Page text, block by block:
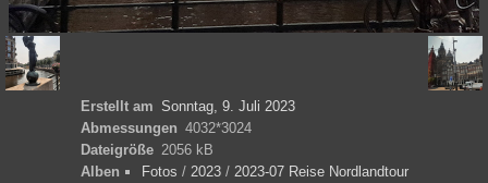
Erstellt am Sonntag, 9. Juli 2023
Abmessungen 4032*3024
Dateigröße 2056 kB
Alben
Fotos / 2023/ 2023-07 Reise Nordlandtour